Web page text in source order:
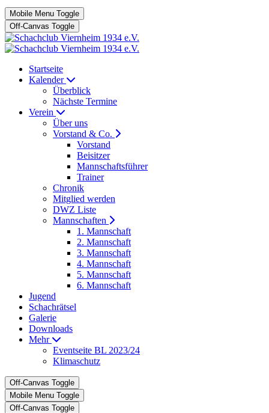
Mobile Menu Toggle
Off-Canvas Toggle
Startseite
Kalender
Überblick
Nächste Termine
Verein
Über uns
Vorstand & Co.
Vorstand
Beisitzer
Mannschaftsführer
Trainer
Chronik
Mitglied werden
DWZ Liste
Mannschaften
1. Mannschaft
2. Mannschaft
3. Mannschaft
4. Mannschaft
5. Mannschaft
6. Mannschaft
Jugend
Schachrätsel
Galerie
Downloads
Mehr
Eventseite BL 2023/24
Klimaschutz
Off-Canvas Toggle
Mobile Menu Toggle
Off-Canvas Toggle